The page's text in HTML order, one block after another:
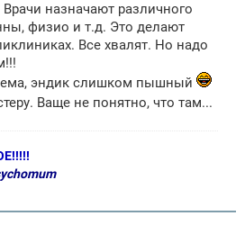
назначают различного
физио и т.д. Это делают
Все хвалят. Но надо
эндик слишком пышный
Ваще не понятно, что там...